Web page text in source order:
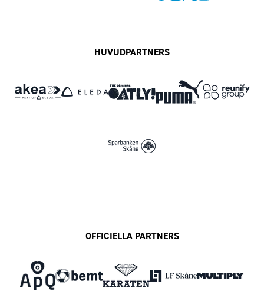
HUVUDPARTNERS
OFFICIELLA PARTNERS